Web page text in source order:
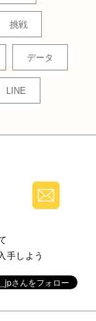
挑戦
データ
LINE
手しよう